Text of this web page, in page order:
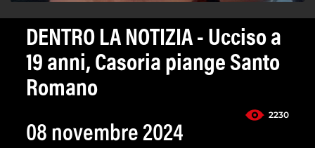
DENTRO LA NOTIZIA - Ucciso a
19 anni, Casoria piange Santo
Romano
2230
08 novembre 2024